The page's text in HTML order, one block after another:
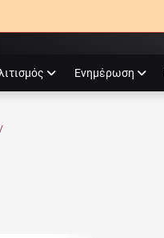
Ενημέρωση
/